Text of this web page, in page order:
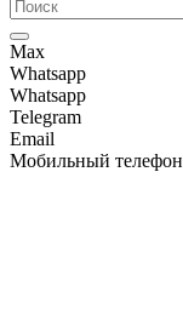
Max
Whatsapp
Whatsapp
Telegram
Email
Мобильный телефон